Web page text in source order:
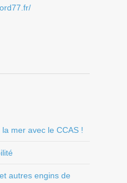
mer avec le CCAS !
autres engins de